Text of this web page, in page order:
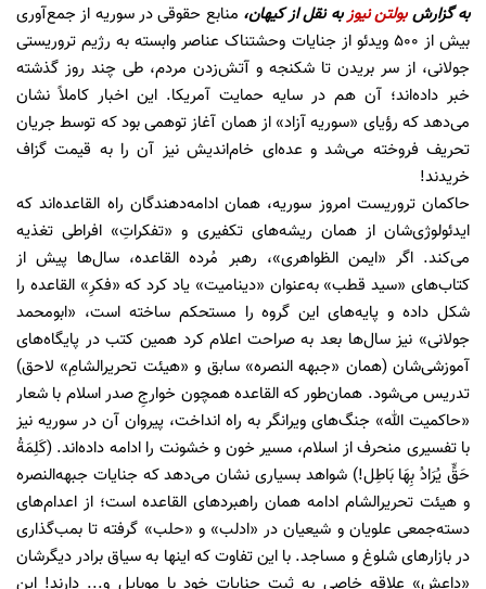
به گزارشبولتن نیوزبه نقل ازکیهان، منابع حقوقی در سوریه از جمع‌آوری
بیش از ۵۰۰ ویدئو از جنایات وحشتناک عناصر وابسته به رژیم تروریستی
جولانی، از سر‌ بریدن تا شکنجه و آتش‌زدن مردم، طی چند روز گذشته
خبر داده‌اند؛ آن هم در سایه حمایت‌ آمریکا. این اخبار کاملاً نشان
می‌دهد که رؤیای «سوریه آزاد» از همان آغاز توهمی بود که توسط جریان
تحریف فروخته می‌شد و عده‌ای خام‌اندیش نیز آن را به قیمت گزاف
خریدند!
حاکمان تروریست امروز سوریه، همان ادامه‌دهندگان راه القاعده‌اند که
ایدئولوژی‌شان از همان ریشه‌های تکفیری و «تفکراتِ» افراطی تغذیه
می‌کند. اگر «ایمن الظواهری»، رهبر مُرده القاعده، سال‌ها پیش از
کتاب‌های «سید قطب» به‌عنوان «دینامیت» یاد کرد که «فکرِ» القاعده را
شکل داده و پایه‌های این گروه را مستحکم ساخته است، «ابومحمد
جولانی» نیز سال‌ها بعد به صراحت اعلام کرد همین کتب در پایگاه‌های
آموزشی‌شان (همان «جبهه النصره» سابق و «هیئت تحریر‌الشامِ» لاحق)
تدریس می‌شود. همان‌طور که القاعده همچون خوارجِ صدر اسلام با شعار
«حاکمیت الله» جنگ‌های ویرانگر به راه انداخت، پیروان آن در سوریه نیز
با تفسیری منحرف از اسلام، مسیر خون و خشونت را ادامه داده‌اند. (كَلِمَةُ
حَقٍّ يُرَادُ بِهَا بَاطِل!) شواهد بسیاری نشان می‌دهد که جنایات جبهه‌النصره
و هیئت تحریر‌الشام ادامه همان راهبردهای القاعده است؛ از اعدام‌های
دسته‌جمعی علویان و شیعیان در «ادلب» و «حلب» گرفته تا بمب‌گذاری
در بازارهای شلوغ و مساجد. با این تفاوت که اینها به سیاق برادر دیگرشان